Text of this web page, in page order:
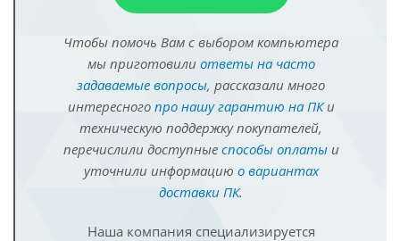
Чтобы помочь Вам с выбором компьютера
мы приготовили ответы на часто
задаваемые вопросы, рассказали много
интересного про нашу гарантию на ПКи
техническую поддержку покупателей,
перечислили доступные способы оплатыи
уточнили информацию о вариантах
доставки ПК.
Наша компания специализируется